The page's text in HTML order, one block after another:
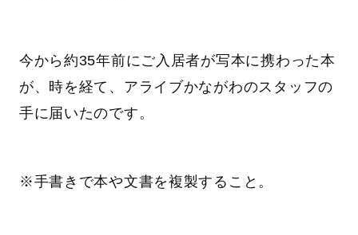
今から約35年前にご入居者が写本に携わった本
が、時を経て、アライブかながわのスタッフの
手に届いたのです。
※手書きで本や文書を複製すること。